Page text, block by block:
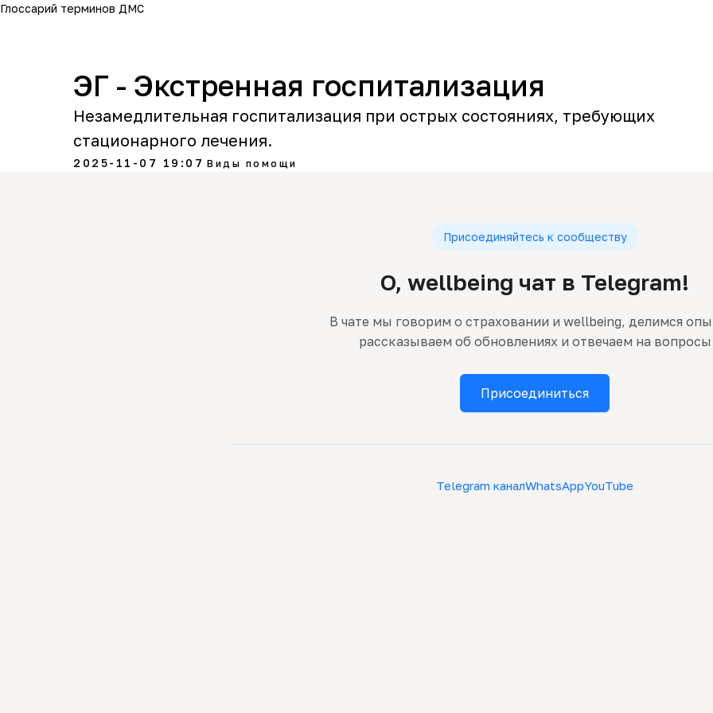
Глоссарий терминов ДМС
ЭГ - Экстренная госпитализация
Незамедлительная госпитализация при острых состояниях, требующих
стационарного лечения.
2025-11-07 19:07 Виды помощи
Присоединяйтесь к сообществу
O, wellbeing чат в Telegram!
В чате мы говорим о страховании и wellbeing, делимся
рассказываем об обновлениях и отвечаем на вопросы
Присоединиться
Telegram каналWhatsAppYouTube